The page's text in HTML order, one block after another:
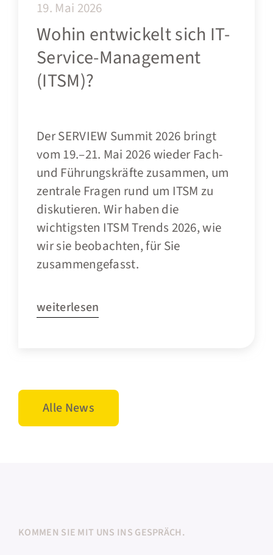
19. Mai 2026
Wohin entwickelt sich IT-
Service-Management
(ITSM)?
Der SERVIEW Summit 2026 bringt
vom 19.–21. Mai 2026 wieder Fach-
und Führungskräfte zusammen, um
zentrale Fragen rund um ITSM zu
diskutieren. Wir haben die
wichtigsten ITSM Trends 2026, wie
wir sie beobachten, für Sie
zusammengefasst.
weiterlesen
Alle News
KOMMEN SIE MIT UNS INS GESPRÄCH.